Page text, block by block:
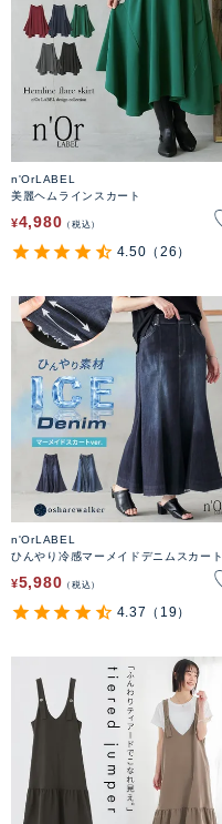
n'OrLABEL
美麗ヘムラインスカート
¥4,980 税込
4.50 （26）
n'OrLABEL
ひんやり冷感マーメイドデニムスカート
¥5,980 税込
4.37 （19）